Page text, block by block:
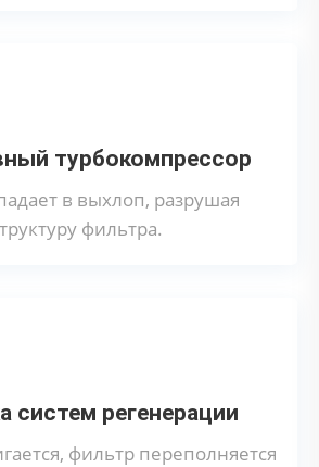
турбокомпрессор
в выхлоп, разрушая
фильтра.
систем регенерации
фильтр переполняется